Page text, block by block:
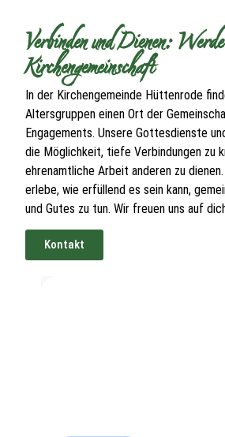
Verbinden und Dienen:
Kirchengemeinschaft
In der Kirchengemeinde Hüttenrode
Altersgruppen einen Ort der
Engagements. Unsere Gottesdienste
die Möglichkeit, tiefe Verbindungen zu
ehrenamtliche Arbeit anderen zu
erlebe, wie erfüllend es sein kann,
und Gutes zu tun. Wir freuen uns auf
Kontakt